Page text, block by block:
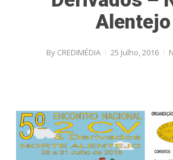
Alentejo
By CREDIMÉDIA 25 Julho, 2016